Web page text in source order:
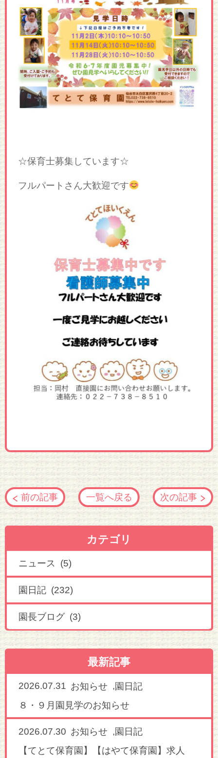
☆保育士募集しています☆
フルパートさん大歓迎です
前の記事 一覧へ戻る 次の記事
カテゴリ
ニュース (5)
園日記 (232)
園長ブログ (3)
最新記事
2026.07.31 お知らせ ,園日記
８・９月園見学のお知らせ
2026.07.30 お知らせ ,園日記
【てとて保育園】【はやて保育園】求人